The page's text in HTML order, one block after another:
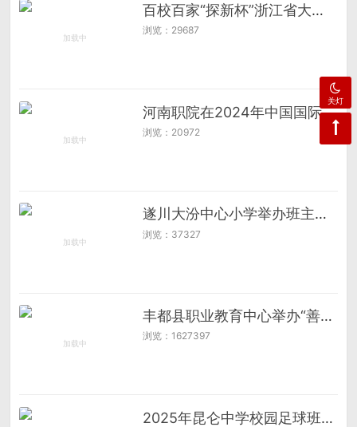
百校百家“探新杯”浙江省大学生视频创作大赛在杭启动
浏览：29687
河南职院在2024年中国国际大学生创新大赛中实现新突破
浏览：20972
遂川大汾中心小学举办班主任论坛暨班级管理能力大赛
浏览：37327
丰都县职业教育中心举办“善和”社会技能培训第四期学员开班仪式
浏览：1627397
2025年昆仑中学校园足球班级联赛
关灯